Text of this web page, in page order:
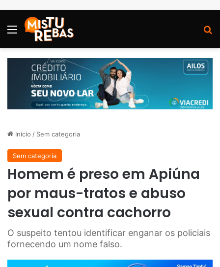
Menu
Início / Sem categoria
Sem categoria
Homem é preso em Apiúna
por maus-tratos e abuso
sexual contra cachorro
O suspeito tentou identificar enganar os policiais
fornecendo um nome falso.